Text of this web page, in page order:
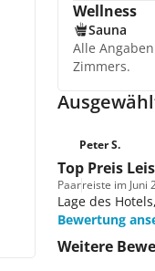
Wellness
Sauna
Alle
Zimmers.
Peter S.
Top Preis
Paarreiste im Juni
Lage des
Bewertung
Weitere